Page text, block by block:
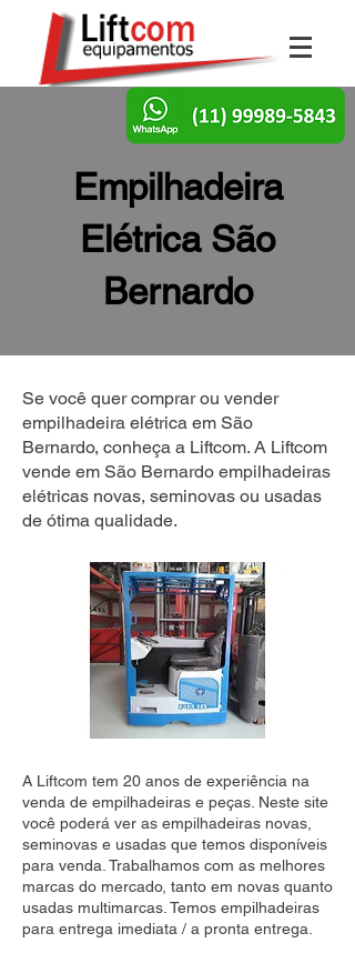
Empilhadeira
Elétrica São
Bernardo
Se você quer comprar ou vender
empilhadeira elétrica em São
Bernardo, conheça a Liftcom. A Liftcom
vende em São Bernardo empilhadeiras
elétricas novas, seminovas ou usadas
de ótima qualidade.
A Liftcom tem 20 anos de experiência na
venda de empilhadeiras e peças. Neste site
você poderá ver as empilhadeiras novas,
seminovas e usadas que temos disponíveis
para venda. Trabalhamos com as melhores
marcas do mercado, tanto em novas quanto
usadas multimarcas. Temos empilhadeiras
para entrega imediata / a pronta entrega.